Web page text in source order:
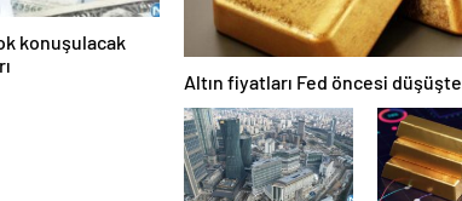
konuşulacak
Altın fiyatları Fed öncesi düşüşte